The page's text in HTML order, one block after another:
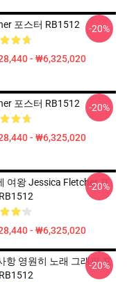
포스터 RB1512
- ₩6,325,020
-20%
포스터 RB1512
- ₩6,325,020
-20%
여왕 Jessica Fletcher 포
- ₩6,325,020
-20%
항 영원히 노래 그래픽 포
-20%